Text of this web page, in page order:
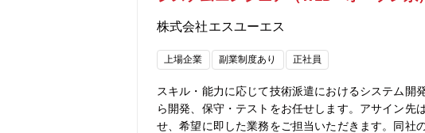
株式会社エスユーエス
上場企業 副業制度あり 正社員
スキル・能力に応じて技術派遣におけるシステム
ら開発、保守・テストをお任せします。アサイン先
せ、希望に即した業務をご担当いただきます。同社